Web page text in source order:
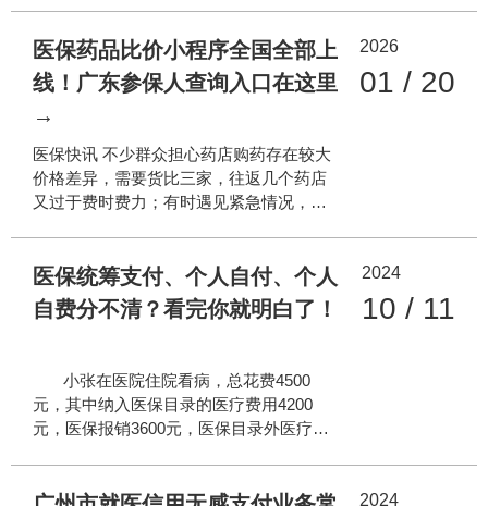
医保药品比价小程序全国全部上
线！广东参保人查询入口在这里
→
医保快讯 不少群众担心药店购药存在较大
价格差异，需要货比三家，往返几个药店
又过于费时费力；有时遇见紧急情况，需
保局从2024年起在全国范围内推进定点药
店医保药品比价小程序建设。截至目前，
全国31个省（区、市）及新疆生产建设兵
覆盖、全民可及，让各地参保群众都能享
受到便捷的比价服务。 医保药品比价小程
序依托全国医保定点医药机构数据资源，
数据更新及时、功能全、覆盖广，查药比
价一站式搞定。参保群众可通过微信或支
付宝搜索当地医保小程序，或进入医保
2026
01 / 20
医保统筹支付、个人自付、个人
自费分不清？看完你就明白了！
小张在医院住院看病，总花费4500
元，其中纳入医保目录的医疗费用4200
元，医保报销3600元，医保目录外医疗费
内经医保报销后，需要自己支付的费用，
2024
10 / 11
2024